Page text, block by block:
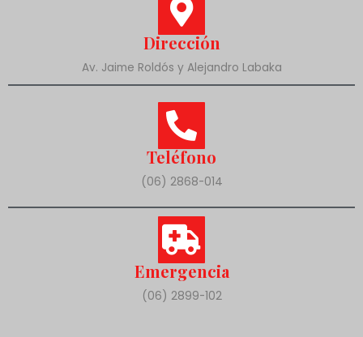
Dirección
Av. Jaime Roldós y Alejandro Labaka
Teléfono
(06) 2868-014
Emergencia
(06) 2899-102